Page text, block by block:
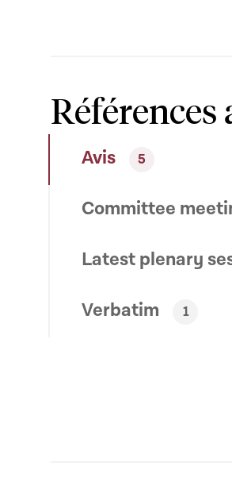
Références
Avis 5
Committee
Latest plenary
Verbatim 1